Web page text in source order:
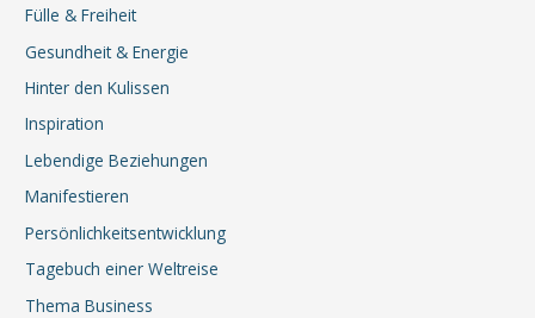
Fülle & Freiheit
Gesundheit & Energie
Hinter den Kulissen
Inspiration
Lebendige Beziehungen
Manifestieren
Persönlichkeitsentwicklung
Tagebuch einer Weltreise
Thema Business